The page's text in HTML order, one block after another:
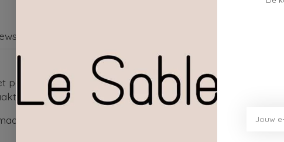
(0)
pompon combineert een zachte, lilakleurige pompon
Gemaakt van hoogwaardige materialen, voegt deze
is deze sleutelhanger met pompon perfect om altijd bij